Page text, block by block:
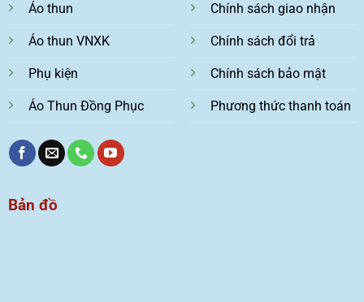
Áo thun
Áo thun VNXK
Phụ kiện
Áo Thun Đồng Phục
Chính sách giao nhận
Chính sách đổi trả
Chính sách bảo mật
Phương thức thanh toán
Bản đồ